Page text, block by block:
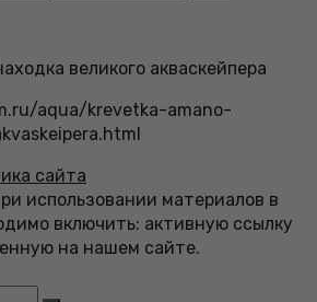
великого акваскейпера
aqua/krevetka-amano-
сайта
использовании материалов в
включить: активную ссылку
на нашем сайте.